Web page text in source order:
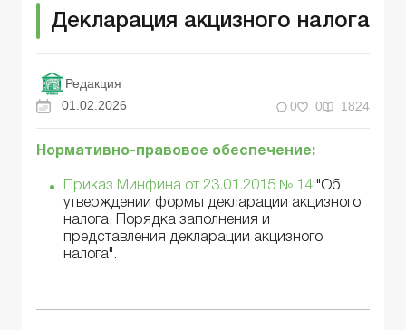
Декларация акцизного налога
Редакция
01.02.2026
0 0 1824
Нормативно-правовое обеспечение:
Приказ Минфина от 23.01.2015 № 14 "Об
утверждении формы декларации акцизного
налога, Порядка заполнения и
представления декларации акцизного
налога".